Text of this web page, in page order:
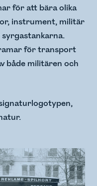
för att bära olika
instrument, militär
för transport
både militären och